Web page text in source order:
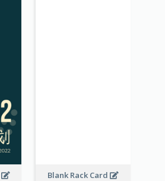
Blank Rack Card